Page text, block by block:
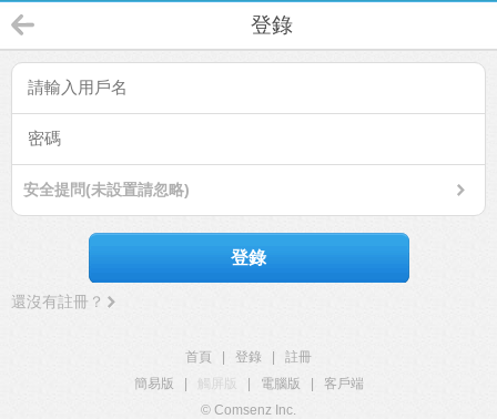
登錄
安全提問(未設置請忽略)
登錄
還沒有註冊？
首頁 登錄
註冊
簡易版
觸屏版 電腦版
客戶端
© Comsenz Inc.